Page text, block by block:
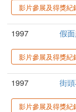
影片參展及得獎紀
1997 假
影片參展及得獎紀
1997 街
影片參展及得獎紀